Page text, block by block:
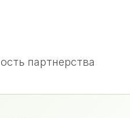
партнерства